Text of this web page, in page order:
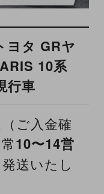
ヨタ GRヤ
10系
行車
ご入金確
10〜14営
送いたし